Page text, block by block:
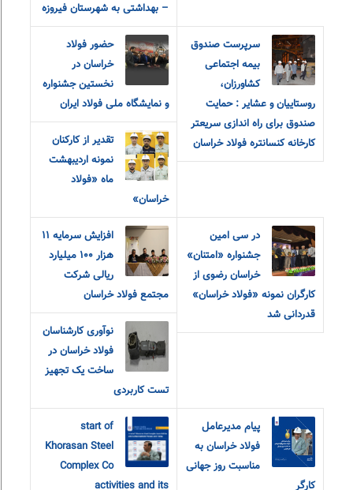
– بهداشتی به شهرستان فیروزه
سرپرست صندوق
بیمه اجتماعی
کشاورزان،
روستاییان و عشایر : حمایت
صندوق برای راه اندازی سریعتر
کارخانه کنسانتره فولاد خراسان
حضور فولاد
خراسان در
نخستین جشنواره
و نمایشگاه ملی فولاد ایران
تقدیر از کارکنان
نمونه اردیبهشت
ماه «فولاد
خراسان»
در سی امین
جشنواره «امتنان»
خراسان رضوی از
کارگران نمونه «فولاد خراسان»
قدردانی شد
افزایش سرمایه ۱۱
هزار ۱۰۰ میلیارد
ریالی شرکت
مجتمع فولاد خراسان
نوآوری کارشناسان
فولاد خراسان در
ساخت یک تجهیز
تست کاربردی
پیام مدیرعامل
فولاد خراسان به
مناسبت روز جهانی
کارگر
start of
Khorasan Steel
Complex Co
activities and its